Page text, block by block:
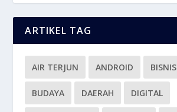
ARTIKEL TAG
AIR TERJUN ANDROID BISNIS
BUDAYA DAERAH DIGITAL